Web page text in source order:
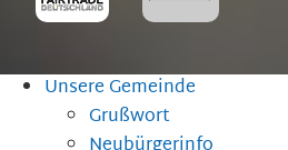
Unsere Gemeinde
Grußwort